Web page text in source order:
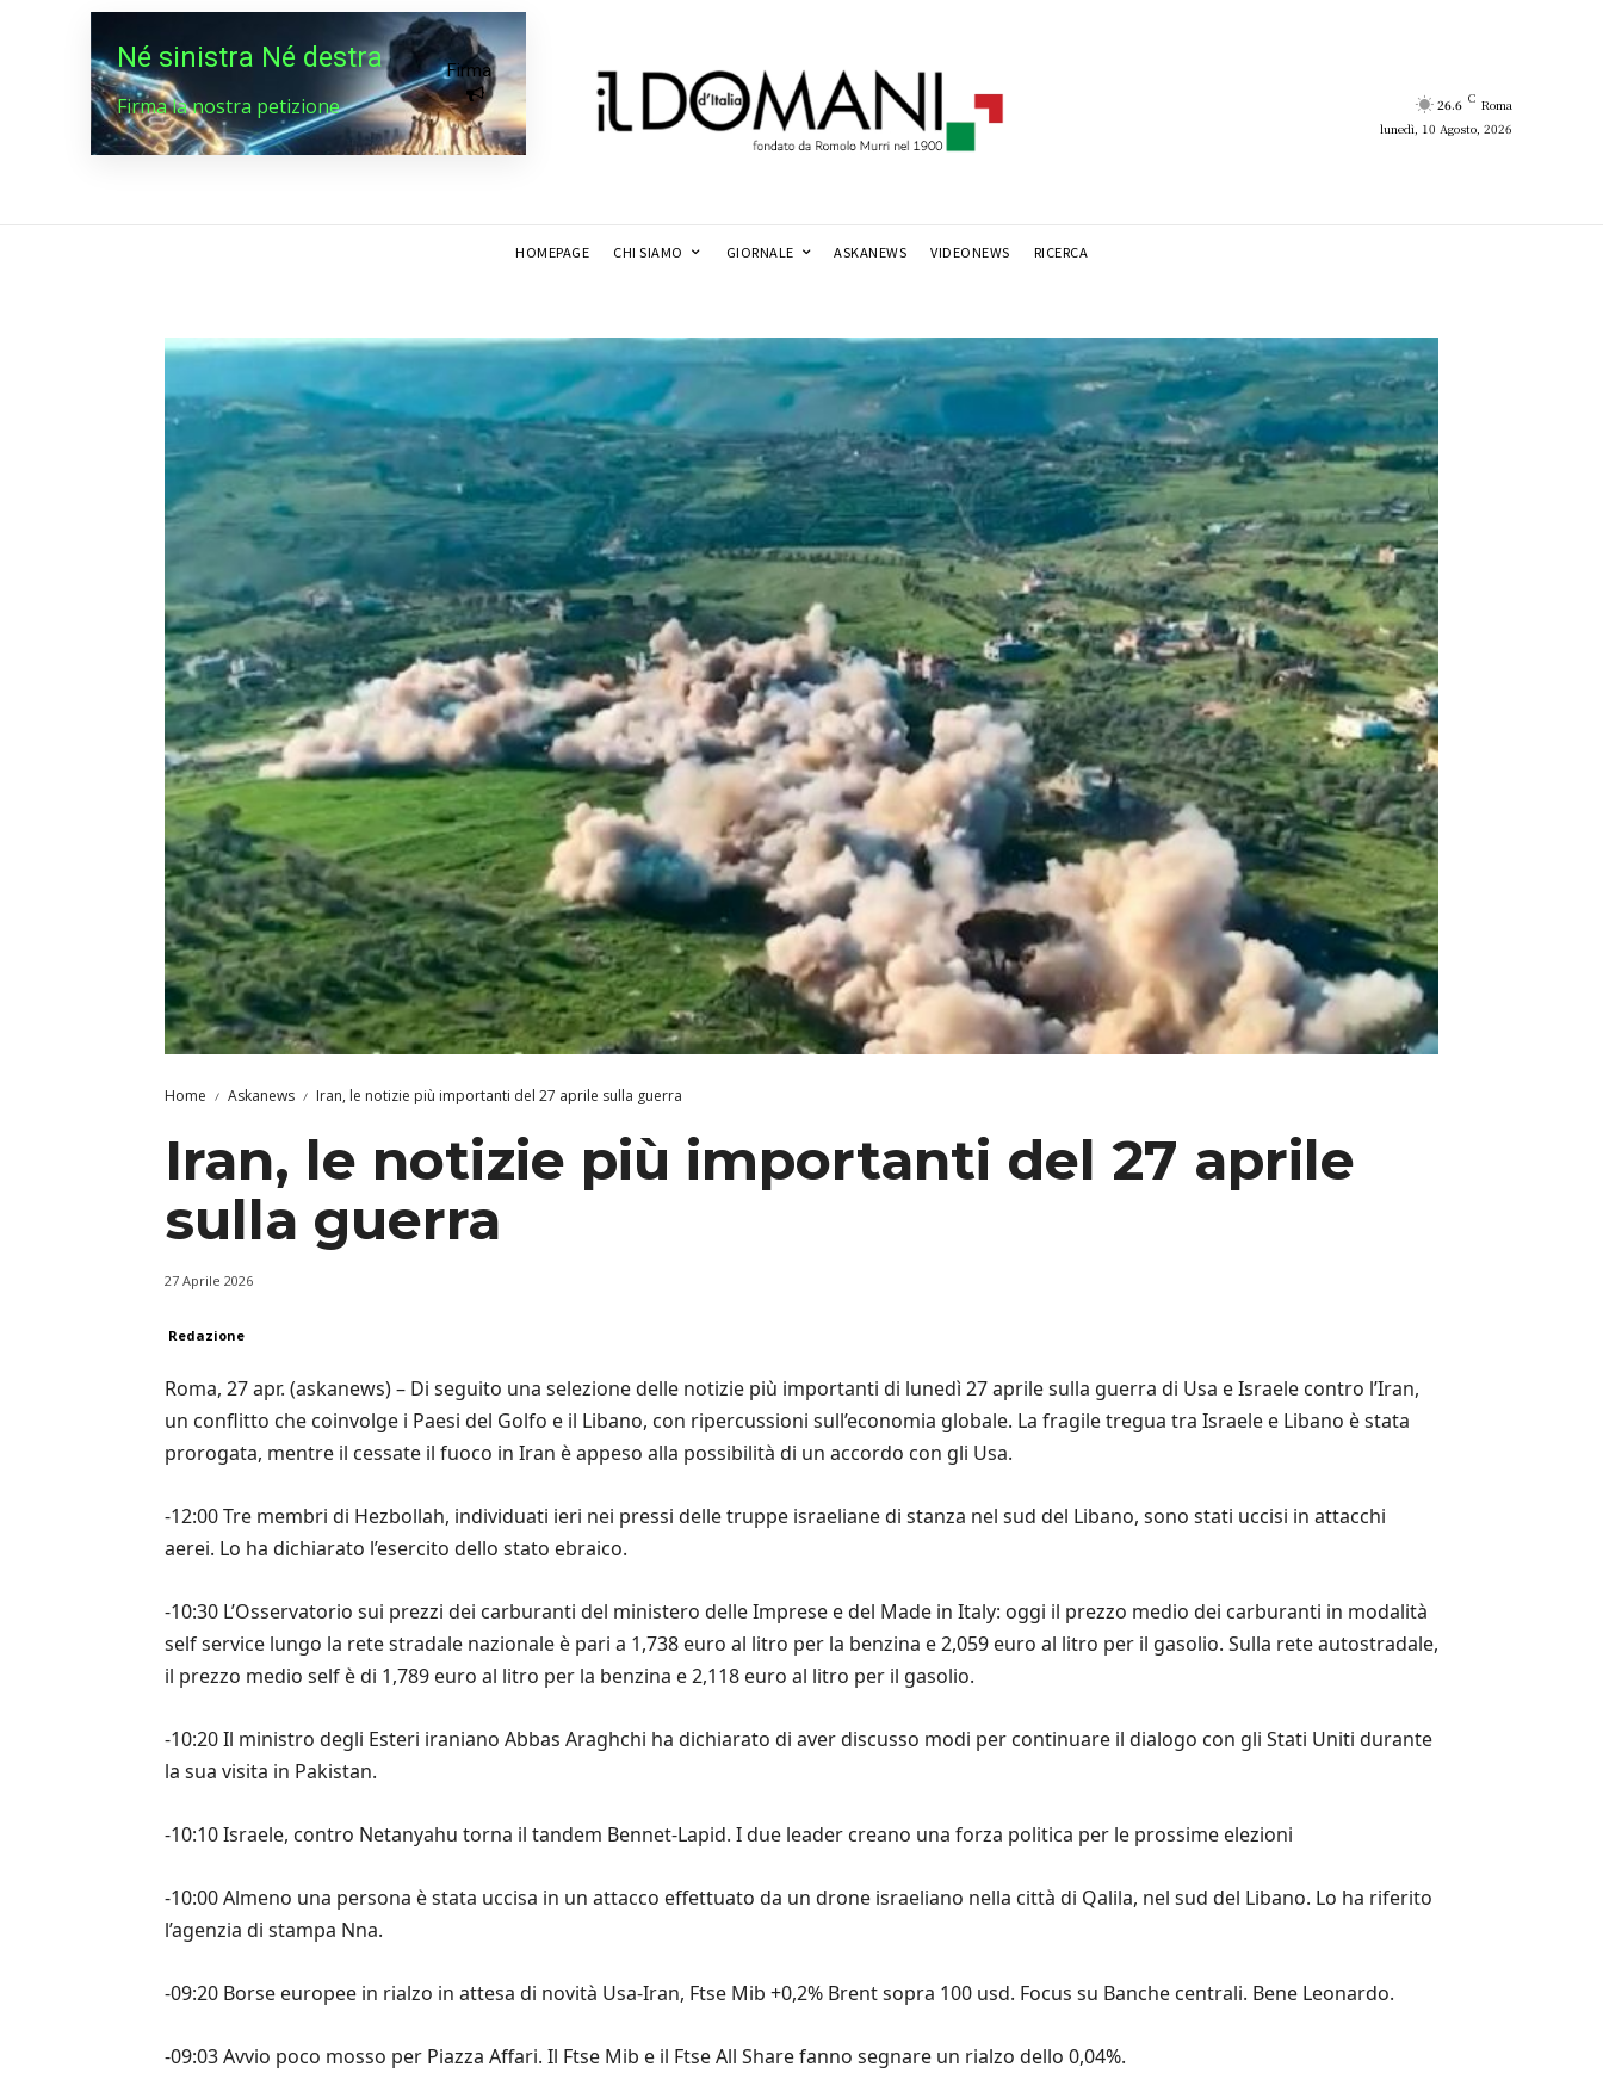
Né sinistra Né destra
Firma la nostra petizione
Firma
26.6 C Roma
lunedì, 10 Agosto, 2026
HOMEPAGE CHI SIAMO GIORNALE ASKANEWS VIDEONEWS RICERCA
Home Askanews Iran, le notizie più importanti del 27 aprile sulla guerra
Iran, le notizie più importanti del 27 aprile
sulla guerra
27 Aprile 2026
Redazione
Roma, 27 apr. (askanews) – Di seguito una selezione delle notizie più importanti di lunedì 27 aprile sulla guerra di Usa e Israele contro l’Iran,
un conflitto che coinvolge i Paesi del Golfo e il Libano, con ripercussioni sull’economia globale. La fragile tregua tra Israele e Libano è stata
prorogata, mentre il cessate il fuoco in Iran è appeso alla possibilità di un accordo con gli Usa.
-12:00 Tre membri di Hezbollah, individuati ieri nei pressi delle truppe israeliane di stanza nel sud del Libano, sono stati uccisi in attacchi
aerei. Lo ha dichiarato l’esercito dello stato ebraico.
-10:30 L’Osservatorio sui prezzi dei carburanti del ministero delle Imprese e del Made in Italy: oggi il prezzo medio dei carburanti in modalità
self service lungo la rete stradale nazionale è pari a 1,738 euro al litro per la benzina e 2,059 euro al litro per il gasolio. Sulla rete autostradale,
il prezzo medio self è di 1,789 euro al litro per la benzina e 2,118 euro al litro per il gasolio.
-10:20 Il ministro degli Esteri iraniano Abbas Araghchi ha dichiarato di aver discusso modi per continuare il dialogo con gli Stati Uniti durante
la sua visita in Pakistan.
-10:10 Israele, contro Netanyahu torna il tandem Bennet-Lapid. I due leader creano una forza politica per le prossime elezioni
-10:00 Almeno una persona è stata uccisa in un attacco effettuato da un drone israeliano nella città di Qalila, nel sud del Libano. Lo ha riferito
l’agenzia di stampa Nna.
-09:20 Borse europee in rialzo in attesa di novità Usa-Iran, Ftse Mib +0,2% Brent sopra 100 usd. Focus su Banche centrali. Bene Leonardo.
-09:03 Avvio poco mosso per Piazza Affari. Il Ftse Mib e il Ftse All Share fanno segnare un rialzo dello 0,04%.